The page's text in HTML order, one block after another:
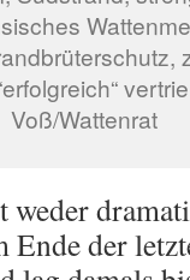
Voß/Wattenrat
weder
Ende der